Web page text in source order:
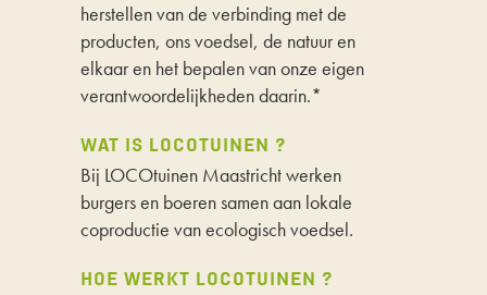
herstellen van de verbinding met de
producten, ons voedsel, de natuur en
elkaar en het bepalen van onze eigen
verantwoordelijkheden daarin.*
WAT IS LOCOTUINEN ?
Bij LOCOtuinen Maastricht werken
burgers en boeren samen aan lokale
coproductie van ecologisch voedsel.
HOE WERKT LOCOTUINEN ?